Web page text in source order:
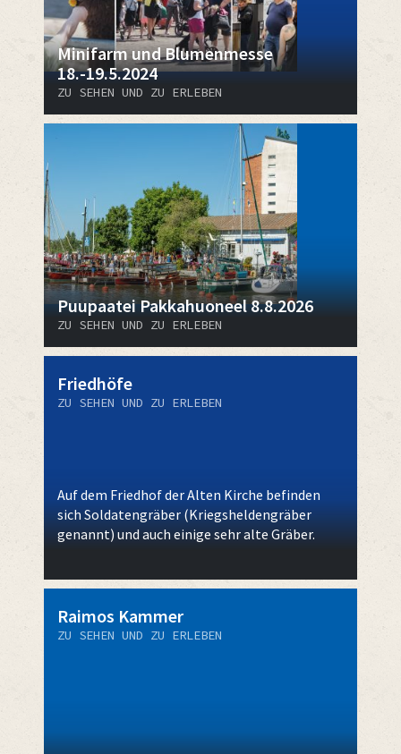
Minifarm und Blumenmesse
18.-19.5.2024
ZU SEHEN UND ZU ERLEBEN
Puupaatei Pakkahuoneel 8.8.2026
ZU SEHEN UND ZU ERLEBEN
Friedhöfe
ZU SEHEN UND ZU ERLEBEN
Auf dem Friedhof der Alten Kirche befinden
sich Soldatengräber (Kriegsheldengräber
genannt) und auch einige sehr alte Gräber.
Raimos Kammer
ZU SEHEN UND ZU ERLEBEN